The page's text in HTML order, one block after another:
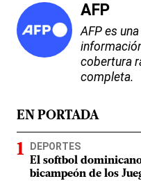
AFP
AFP es
cobertura
completa.
EN PORTADA
DEPORTES
El softbol
bicampeón de los